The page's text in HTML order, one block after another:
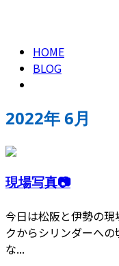
HOME
BLOG
2022年 6月
現場写真📷
今日は松阪と伊勢の
クからシリンダーへ
な...